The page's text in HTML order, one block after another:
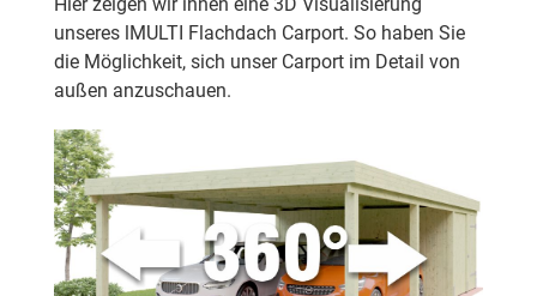
unseres lMULTI Flachdach Carport. So haben Sie
die Möglichkeit, sich unser Carport im Detail von
außen anzuschauen.